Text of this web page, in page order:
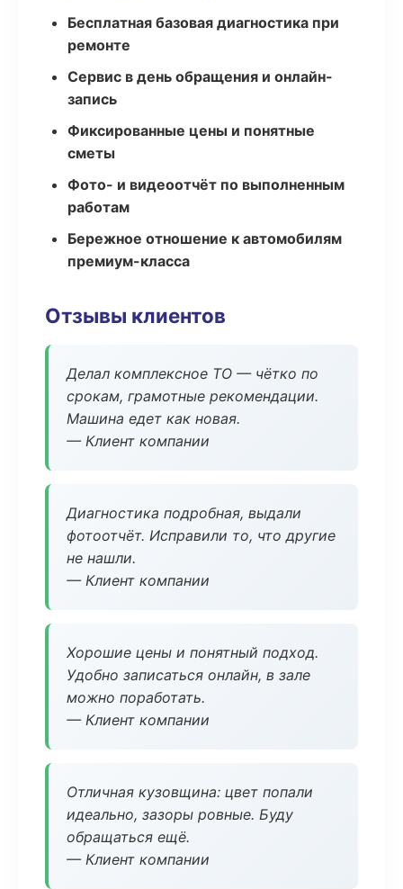
Бесплатная базовая диагностика при
ремонте
Сервис в день обращения и онлайн-
запись
Фиксированные цены и понятные
сметы
Фото- и видеоотчёт по выполненным
работам
Бережное отношение к автомобилям
премиум-класса
Отзывы клиентов
Делал комплексное ТО — чётко по
срокам, грамотные рекомендации.
Машина едет как новая.
— Клиент компании
Диагностика подробная, выдали
фотоотчёт. Исправили то, что другие
не нашли.
— Клиент компании
Хорошие цены и понятный подход.
Удобно записаться онлайн, в зале
можно поработать.
— Клиент компании
Отличная кузовщина: цвет попали
идеально, зазоры ровные. Буду
обращаться ещё.
— Клиент компании